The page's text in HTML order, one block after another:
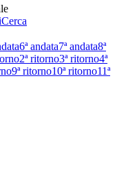
Cerca
6ª andata7ª andata8ª
2ª ritorno3ª ritorno4ª
9ª ritorno10ª ritorno11ª